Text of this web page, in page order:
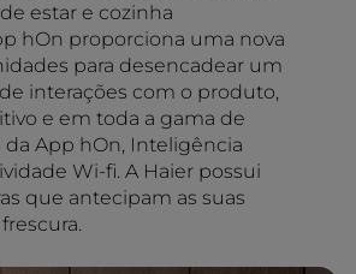
estar e cozinha
hOn proporciona uma nova
para desencadear um
interações com o produto,
e em toda a gama de
da App hOn, Inteligência
Wi-fi. A Haier possui
que antecipam as suas